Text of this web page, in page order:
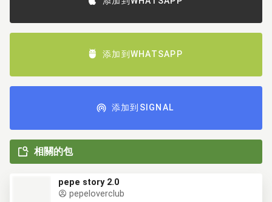
添加到WHATSAPP
添加到SIGNAL
相關的包
pepe story 2.0
pepeloverclub